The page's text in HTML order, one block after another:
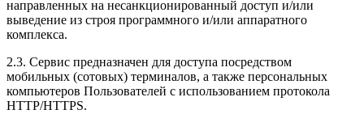
направленных на несанкционированный доступ и/или
выведение из строя программного и/или аппаратного
комплекса.
2.3. Сервис предназначен для доступа посредством
мобильных (сотовых) терминалов, а также персональных
компьютеров Пользователей с использованием протокола
HTTP/HTTPS.